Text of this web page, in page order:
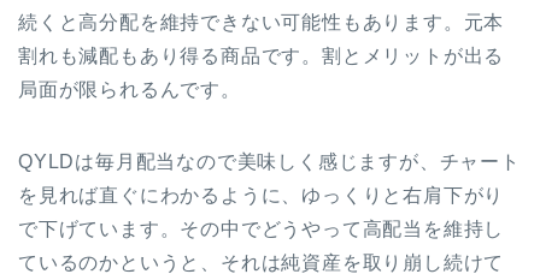
続くと高分配を維持できない可能性もあります。元本
割れも減配もあり得る商品です。割とメリットが出る
局面が限られるんです。
QYLDは毎月配当なので美味しく感じますが、チャート
を見れば直ぐにわかるように、ゆっくりと右肩下がり
で下げています。その中でどうやって高配当を維持し
ているのかというと、それは純資産を取り崩し続けて